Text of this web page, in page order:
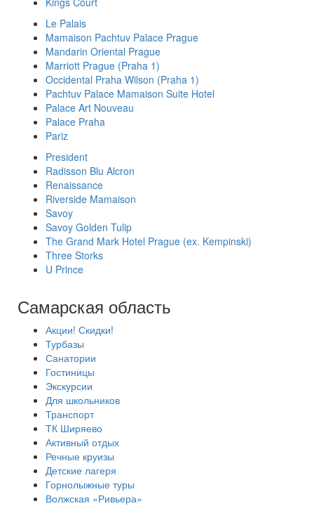
Le Palais
Mamaison Pachtuv Palace Prague
Mandarin Oriental Prague
Marriott Prague (Praha 1)
Occidental Praha Wilson (Praha 1)
Pachtuv Palace Mamaison Suite Hotel
Palace Art Nouveau
Palace Praha
Pariz
President
Radisson Blu Alcron
Renaissance
Riverside Mamaison
Savoy
Savoy Golden Tulip
The Grand Mark Hotel Prague (ex. Kempinski)
Three Storks
U Prince
Самарская область
Акции! Скидки!
Турбазы
Санатории
Гостиницы
Экскурсии
Для школьников
Транспорт
ТК Ширяево
Активный отдых
Речные круизы
Детские лагеря
Горнолыжные туры
Волжская «Ривьера»